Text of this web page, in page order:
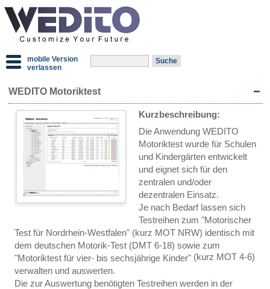
mobile Version
verlassen
WEDITO Motoriktest
Kurzbeschreibung:
Die Anwendung WEDITO
Motoriktest wurde für Schulen
und Kindergärten entwickelt
und eignet sich für den
zentralen und/oder
dezentralen Einsatz.
Je nach Bedarf lassen sich
Testreihen zum "Motorischer
Test für Nordrhein-Westfalen" (kurz MOT NRW) identisch mit
dem deutschen Motorik-Test (DMT 6-18) sowie zum
"Motoriktest für vier- bis sechsjährige Kinder" (kurz MOT 4-6)
verwalten und auswerten.
Die zur Auswertung benötigten Testreihen werden in der